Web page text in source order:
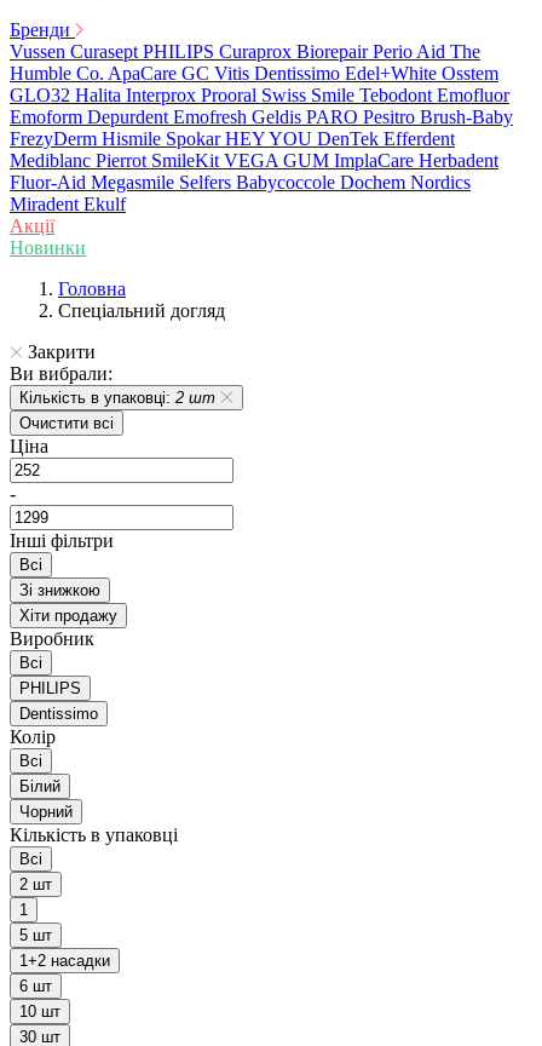
Бренди
Vussen Curasept PHILIPS Curaprox Biorepair Perio Aid The
Humble Co. ApaCare GC Vitis Dentissimo Edel+White Osstem
GLO32 Halita Interprox Prooral Swiss Smile Tebodont Emofluor
Emoform Depurdent Emofresh Geldis PARO Pesitro Brush-Baby
FrezyDerm Hismile Spokar HEY YOU DenTek Efferdent
Mediblanc Pierrot SmileKit VEGA GUM ImplaCare Herbadent
Fluor-Aid Megasmile Selfers Babycoccole Dochem Nordics
Miradent Ekulf
Акції
Новинки
Головна
Спеціальний догляд
Закрити
Ви вибрали:
Кількість в упаковці: 2 шт
Очистити всі
Ціна
-
Інші фільтри
Всі
Зі знижкою
Хіти продажу
Виробник
Всі
PHILIPS
Dentissimo
Колір
Всі
Білий
Чорний
Кількість в упаковці
Всі
2 шт
1
5 шт
1+2 насадки
6 шт
10 шт
30 шт